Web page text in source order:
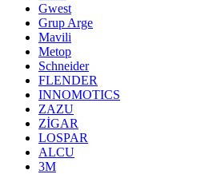
Gwest
Grup Arge
Mavili
Metop
Schneider
FLENDER
INNOMOTICS
ZAZU
ZİGAR
LOSPAR
ALCU
3M